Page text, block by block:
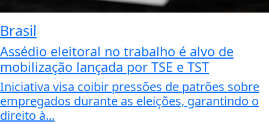
Brasil
Assédio eleitoral no trabalho é alvo de
mobilização lançada por TSE e TST
Iniciativa visa coibir pressões de patrões sobre
empregados durante as eleições, garantindo o
direito à...